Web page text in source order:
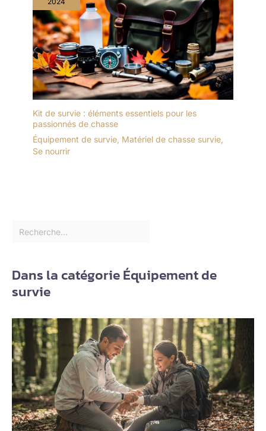
Kit de survie : éléments essentiels pour les
passionnés de chasse
Équipement de survie, Matériel de chasse survie,
Se nourrir
Dans la catégorie Équipement de
survie